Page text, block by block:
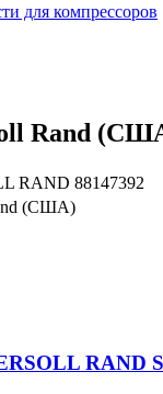
для компрессоров
Rand
RAND 88147392
(США)
RAND